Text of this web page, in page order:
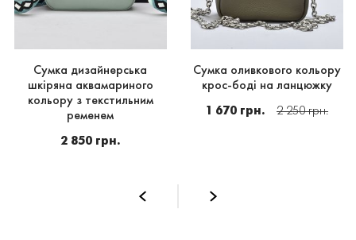
Сумка дизайнерська
шкіряна аквамариного
кольору з текстильним
ременем
2 850 грн.
Сумка оливкового кольору
крос-боді на ланцюжку
1 670 грн. 2 250 грн.